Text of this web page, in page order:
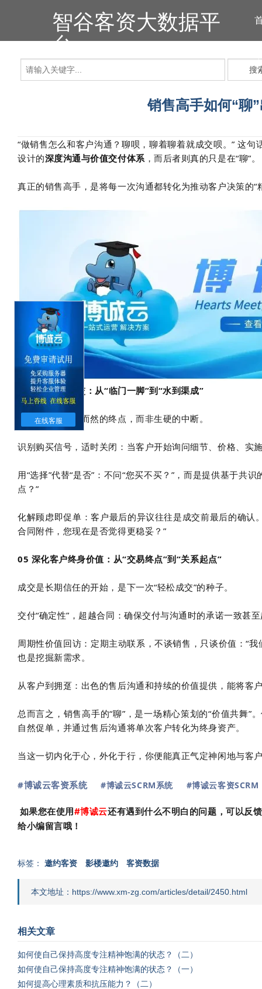
在线客服
智谷客资大数据平
台
搜
销售高手如何“聊
“做销售怎么和客户沟通？聊呗，聊着聊着就成交呗。” 这
设计的深度沟通与价值交付体系，而后者则真的只是在“聊”。
真正的销售高手，是将每一次沟通都转化为推动客户决策的
04 促成自然成交：从“临门一脚”到“水到渠成”
成交是沟通自然而然的终点，而非生硬的中断。
识别购买信号，适时关闭：当客户开始询问细节、价格、实
用“选择”代替“是否”：不问“您买不买？”，而是提供基于
点？”
化解顾虑即促单：客户最后的异议往往是成交前最后的确认
合同附件，您现在是否觉得更稳妥？”
05 深化客户终身价值：从“交易终点”到“关系起点”
成交是长期信任的开始，是下一次“轻松成交”的种子。
交付“确定性”，超越合同：确保交付与沟通时的承诺一致甚
周期性价值回访：定期主动联系，不谈销售，只谈价值：“
也是挖掘新需求。
从客户到拥趸：出色的售后沟通和持续的价值提供，能将客
总而言之，销售高手的“聊”，是一场精心策划的“价值共舞
自然促单，并通过售后沟通将单次客户转化为终身资产。
当这一切内化于心，外化于行，你便能真正气定神闲地与客
#博诚云客资系统 #博诚云SCRM系统 #博诚云客资SCRM
如果您在使用#博诚云还有遇到什么不明白的问题，可以反
给小编留言哦！
标签： 邀约客资 影楼邀约 客资数据
本文地址：https://www.xm-zg.com/articles/detail/2450.html
相关文章
如何使自己保持高度专注精神饱满的状态？（二）
如何使自己保持高度专注精神饱满的状态？（一）
如何提高心理素质和抗压能力？（二）